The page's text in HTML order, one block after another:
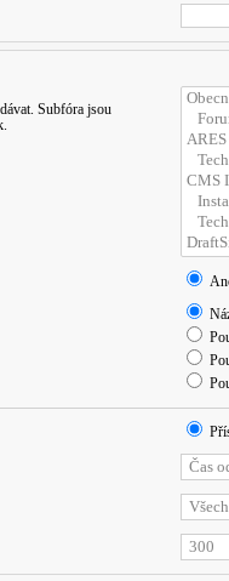
Subfóra jsou